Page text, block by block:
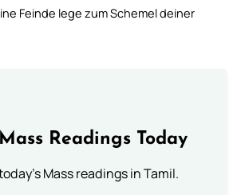
Feinde lege zum Schemel deiner
Readings Today
Mass readings in Tamil.